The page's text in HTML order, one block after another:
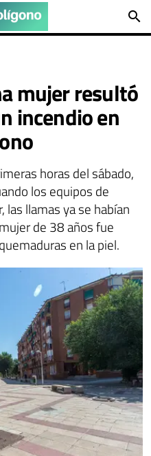
search
mujer resultó
incendio en
horas del sábado,
los equipos de
las llamas ya se habían
de 38 años fue
en la piel.